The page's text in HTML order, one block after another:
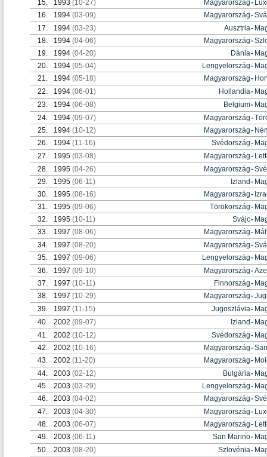
15.
1993 (10-27) Magyarország-
16.
1994 (03-09) Magyarország-
17.
1994 (03-23) Ausztria-
18.
1994 (04-06) Magyarország-
19.
1994 (04-20) Dánia-
20.
1994 (05-04) Lengyelország-
21.
1994 (05-18) Magyarország-
22.
1994 (06-01) Hollandia-
23.
1994 (06-08) Belgium-
24.
1994 (09-07) Magyarország-
25.
1994 (10-12) Magyarország-
26.
1994 (11-16) Svédország-
27.
1995 (03-08) Magyarország-
28.
1995 (04-26) Magyarország-
29.
1995 (06-11) Izland-
30.
1995 (08-16) Magyarország-
31.
1995 (09-06) Törökország-
32.
1995 (10-11) Svájc-
33.
1997 (08-06) Magyarország-
34.
1997 (08-20) Magyarország-
35.
1997 (09-06) Lengyelország-
36.
1997 (09-10) Magyarország-
37.
1997 (10-11) Finnország-
38.
1997 (10-29) Magyarország-
39.
1997 (11-15) Jugoszlávia-
40.
2002 (09-07) Izland-
41.
2002 (10-12) Svédország-
42.
2002 (10-16) Magyarország-
43.
2002 (11-20) Magyarország-
44.
2003 (02-12) Bulgária-
45.
2003 (03-29) Lengyelország-
46.
2003 (04-02) Magyarország-
47.
2003 (04-30) Magyarország-
48.
2003 (06-07) Magyarország-
49.
2003 (06-11) San Marino-
50.
2003 (08-20) Szlovénia-